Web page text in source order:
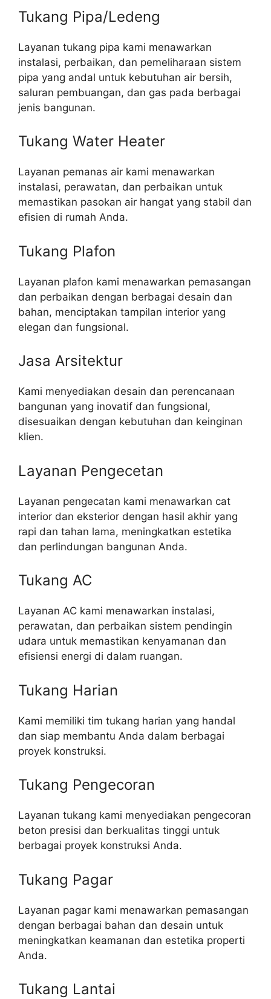
Tukang Pipa/Ledeng
Layanan tukang pipa kami menawarkan
instalasi, perbaikan, dan pemeliharaan sistem
pipa yang andal untuk kebutuhan air bersih,
saluran pembuangan, dan gas pada berbagai
jenis bangunan.
Tukang Water Heater
Layanan pemanas air kami menawarkan
instalasi, perawatan, dan perbaikan untuk
memastikan pasokan air hangat yang stabil dan
efisien di rumah Anda.
Tukang Plafon
Layanan plafon kami menawarkan pemasangan
dan perbaikan dengan berbagai desain dan
bahan, menciptakan tampilan interior yang
elegan dan fungsional.
Jasa Arsitektur
Kami menyediakan desain dan perencanaan
bangunan yang inovatif dan fungsional,
disesuaikan dengan kebutuhan dan keinginan
klien.
Layanan Pengecetan
Layanan pengecatan kami menawarkan cat
interior dan eksterior dengan hasil akhir yang
rapi dan tahan lama, meningkatkan estetika
dan perlindungan bangunan Anda.
Tukang AC
Layanan AC kami menawarkan instalasi,
perawatan, dan perbaikan sistem pendingin
udara untuk memastikan kenyamanan dan
efisiensi energi di dalam ruangan.
Tukang Harian
Kami memiliki tim tukang harian yang handal
dan siap membantu Anda dalam berbagai
proyek konstruksi.
Tukang Pengecoran
Layanan tukang kami menyediakan pengecoran
beton presisi dan berkualitas tinggi untuk
berbagai proyek konstruksi Anda.
Tukang Pagar
Layanan pagar kami menawarkan pemasangan
dengan berbagai bahan dan desain untuk
meningkatkan keamanan dan estetika properti
Anda.
Tukang Lantai